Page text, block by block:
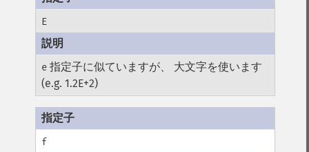
E
e 指定子に似ていますが、 大文字を使います
(e.g. 1.2E+2)
f